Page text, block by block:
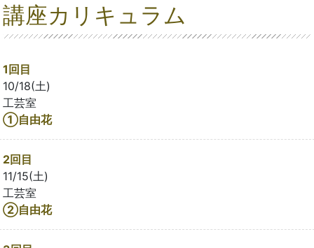
講座カリキュラム
1回目
10/18(土)
工芸室
①自由花
2回目
11/15(土)
工芸室
②自由花